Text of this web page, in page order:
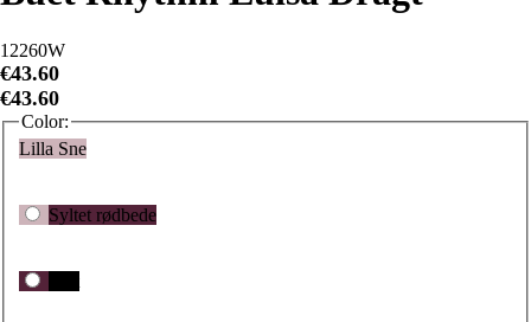
€43.60
€43.60
Color:
Lilla Sne